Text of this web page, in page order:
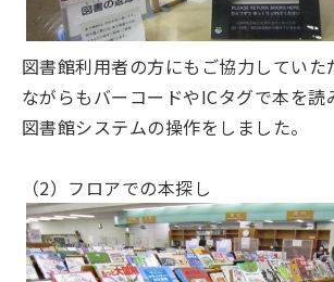
図書館利用者の方にもご協力していた
ながらもバーコードやICタグで本を読
図書館システムの操作をしました。
（2）フロアでの本探し